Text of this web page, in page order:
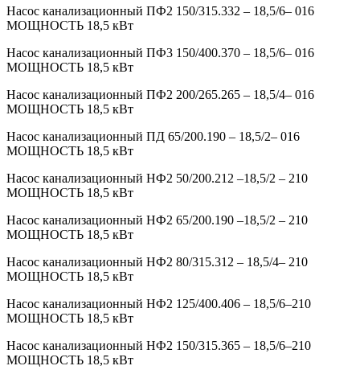
Насос канализационный ПФ2 150/315.332 – 18,5/6– 016
МОЩНОСТЬ 18,5 кВт
Насос канализационный ПФ3 150/400.370 – 18,5/6– 016
МОЩНОСТЬ 18,5 кВт
Насос канализационный ПФ2 200/265.265 – 18,5/4– 016
МОЩНОСТЬ 18,5 кВт
Насос канализационный ПД 65/200.190 – 18,5/2– 016
МОЩНОСТЬ 18,5 кВт
Насос канализационный НФ2 50/200.212 –18,5/2 – 210
МОЩНОСТЬ 18,5 кВт
Насос канализационный НФ2 65/200.190 –18,5/2 – 210
МОЩНОСТЬ 18,5 кВт
Насос канализационный НФ2 80/315.312 – 18,5/4– 210
МОЩНОСТЬ 18,5 кВт
Насос канализационный НФ2 125/400.406 – 18,5/6–210
МОЩНОСТЬ 18,5 кВт
Насос канализационный НФ2 150/315.365 – 18,5/6–210
МОЩНОСТЬ 18,5 кВт